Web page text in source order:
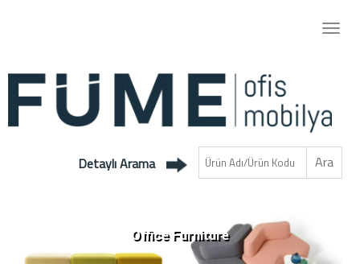
Detaylı Arama
Office Furniture